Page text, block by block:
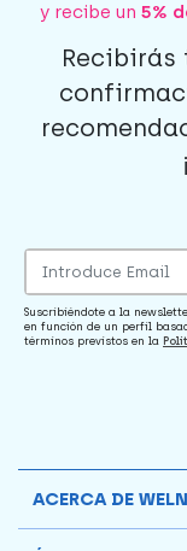
y recibe un 5%
Recibirás
Suscribiéndote a la
en función de un perfil
términos previstos en la
ACERCA DE